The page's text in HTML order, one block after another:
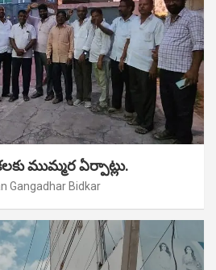
ముమ్మర ఏర్పాట్లు.
Gangadhar Bidkar